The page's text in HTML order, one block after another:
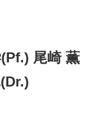
尾崎 薫